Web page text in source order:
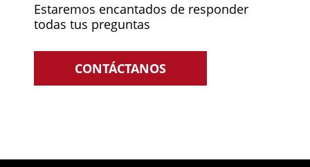
Estaremos encantados de responder
todas tus preguntas
CONTÁCTANOS